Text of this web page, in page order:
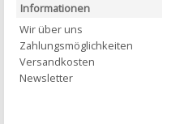
Informationen
Wir über uns
Zahlungsmöglichkeiten
Versandkosten
Newsletter